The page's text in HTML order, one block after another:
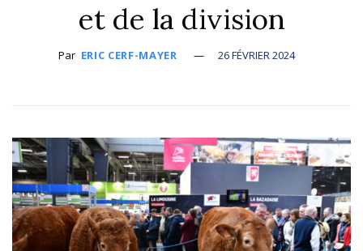
et de la division
Par ERIC CERF-MAYER 26 FÉVRIER 2024